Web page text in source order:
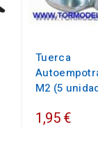
Tuerca
M2 (5
1,95 €